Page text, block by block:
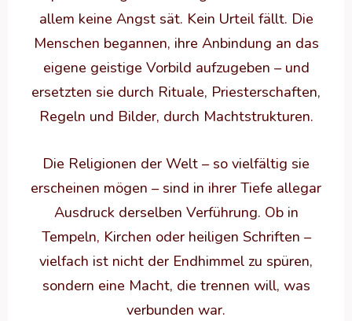
allem keine Angst sät. Kein Urteil fällt. Die
Menschen begannen, ihre Anbindung an das
eigene geistige Vorbild aufzugeben – und
ersetzten sie durch Rituale, Priesterschaften,
Regeln und Bilder, durch Machtstrukturen.
Die Religionen der Welt – so vielfältig sie
erscheinen mögen – sind in ihrer Tiefe allegar
Ausdruck derselben Verführung. Ob in
Tempeln, Kirchen oder heiligen Schriften –
vielfach ist nicht der Endhimmel zu spüren,
sondern eine Macht, die trennen will, was
verbunden war.